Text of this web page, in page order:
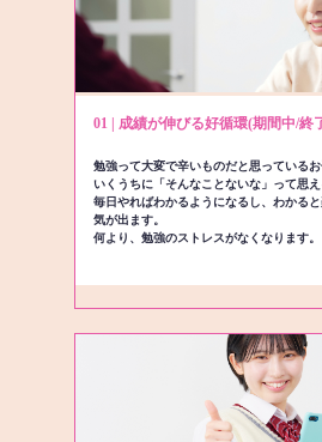
01 | 成績が伸びる好循環(期間中/終
勉強って大変で辛いものだと思っている
いくうちに「そんなことないな」って思え
毎日やればわかるようになるし、わかる
気が出ます。
何より、勉強のストレスがなくなります。